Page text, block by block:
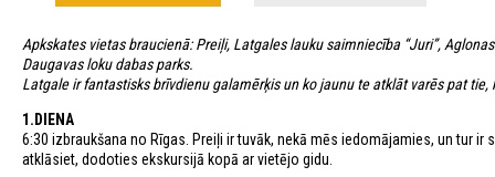
Apkskates vietas braucienā: Preiļi, Latgales lauku saimniecība “Juri”,
Daugavas loku dabas parks.
Latgale ir fantastisks brīvdienu galamērķis un ko jaunu te atklāt varēs pat
1.DIENA
6:30 izbraukšana no Rīgas. Preiļi ir tuvāk, nekā mēs iedomājamies, un tur
atklāsiet, dodoties ekskursijā kopā ar vietējo gidu.